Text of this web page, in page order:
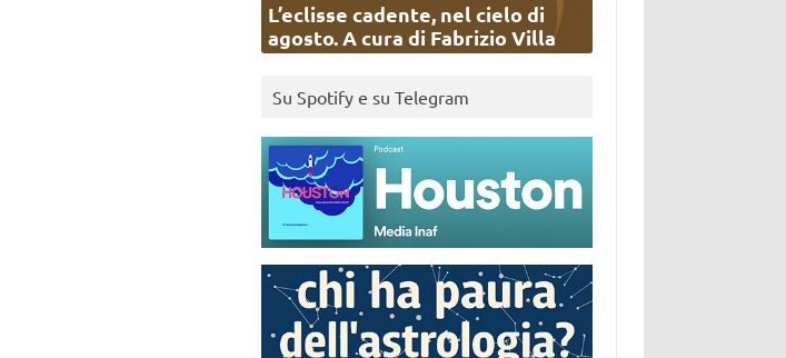
L’eclisse cadente, nel cielo di
agosto. A cura di Fabrizio Villa
Su Spotify e su Telegram